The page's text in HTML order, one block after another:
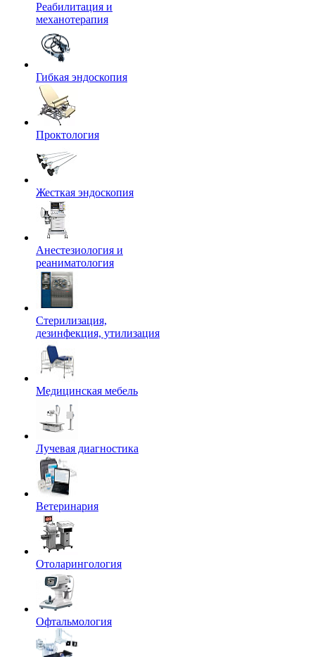
Реабилитация и
механотерапия
Гибкая эндоскопия
Проктология
Жесткая эндоскопия
Анестезиология и
реаниматология
Стерилизация,
дезинфекция, утилизация
Медицинская мебель
Лучевая диагностика
Ветеринария
Отоларингология
Офтальмология